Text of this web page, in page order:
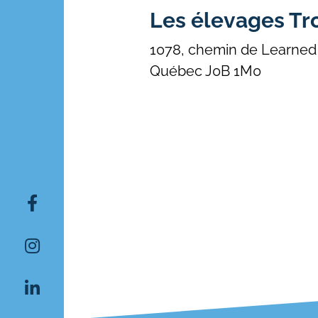
Les élevages
1078, chemin de
Québec J0B 1M0